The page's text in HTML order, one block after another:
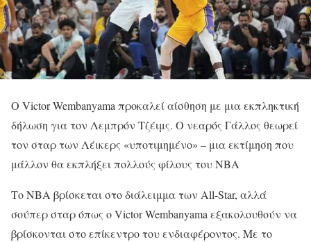
Ο Victor Wembanyama προκαλεί αίσθηση με μια εκπληκτική
δήλωση για τον Λεμπρόν Τζέιμς. Ο νεαρός Γάλλος θεωρεί
τον σταρ των Λέικερς «υποτιμημένο» – μια εκτίμηση που
μάλλον θα εκπλήξει πολλούς φίλους του ΝΒΑ
Το ΝΒΑ βρίσκεται στο διάλειμμα των All-Star, αλλά
σούπερ σταρ όπως ο Victor Wembanyama εξακολουθούν να
βρίσκονται στο επίκεντρο του ενδιαφέροντος. Με το